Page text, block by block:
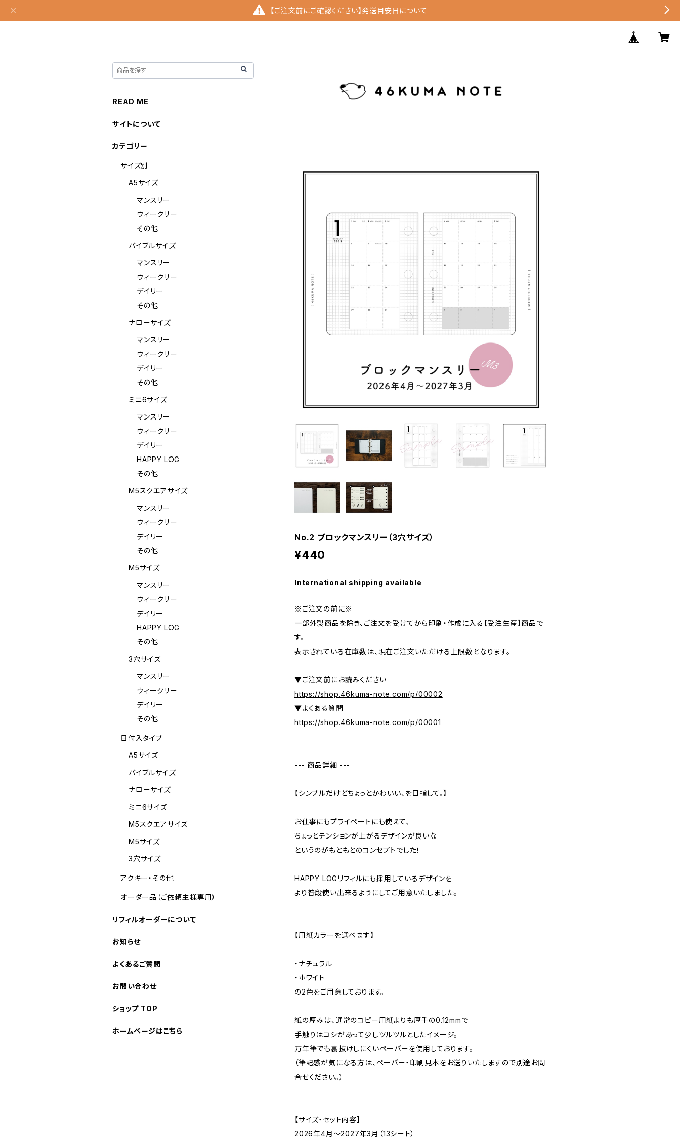
【ご注文前にご確認ください】発送目安日について
No.2 ブロックマンスリー（3穴サイズ）
¥440
International shipping available
※ご注文の前に※
一部外製商品を除き、ご注文を受けてから印刷・作成に入る【受注生産】商品で
す。
表示されている在庫数は、現在ご注文いただける上限数となります。
▼ご注文前にお読みください
https://shop.46kuma-note.com/p/00002
▼よくある質問
https://shop.46kuma-note.com/p/00001
--- 商品詳細 ---
【シンプルだけどちょっとかわいい、を目指して。】
お仕事にもプライペートにも使えて、
ちょっとテンションが上がるデザインが良いな
というのがもともとのコンセプトでした！
HAPPY LOGリフィルにも採用しているデザインを
より普段使い出来るようにしてご用意いたしました。
【用紙カラーを選べます】
・ナチュラル
・ホワイト
の2色をご用意しております。
紙の厚みは、通常のコピー用紙よりも厚手の0.12mmで
手触りはコシがあって少しツルツルとしたイメージ。
万年筆でも裏抜けしにくいペーパーを使用しております。
（筆記感が気になる方は、ペーパー・印刷見本をお送りいたしますので別途お問
合せください。）
【サイズ・セット内容】
2026年4月〜2027年3月（13シート）
READ ME
サイトについて
カテゴリー
サイズ別
A5サイズ
マンスリー
ウィークリー
その他
バイブルサイズ
マンスリー
ウィークリー
デイリー
その他
ナローサイズ
マンスリー
ウィークリー
デイリー
その他
ミニ6サイズ
マンスリー
ウィークリー
デイリー
HAPPY LOG
その他
M5スクエアサイズ
マンスリー
ウィークリー
デイリー
その他
M5サイズ
マンスリー
ウィークリー
デイリー
HAPPY LOG
その他
3穴サイズ
マンスリー
ウィークリー
デイリー
その他
日付入タイプ
A5サイズ
バイブルサイズ
ナローサイズ
ミニ6サイズ
M5スクエアサイズ
M5サイズ
3穴サイズ
アクキー・その他
オーダー品（ご依頼主様専用）
リフィルオーダーについて
お知らせ
よくあるご質問
お問い合わせ
ショップ TOP
ホームページはこちら